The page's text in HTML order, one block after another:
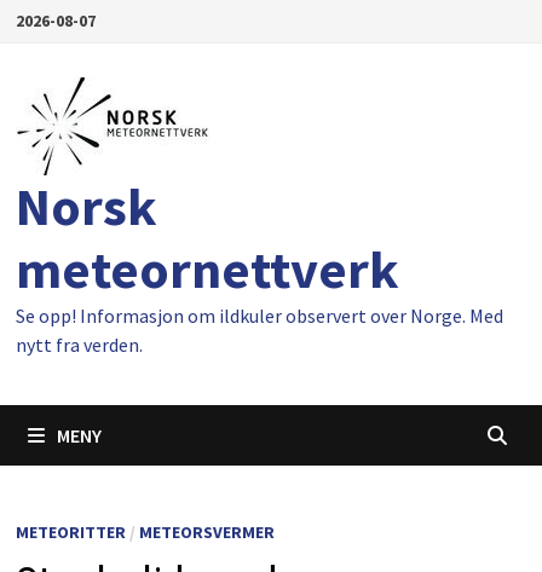
Gå2026-08-07
Norsk
meteornettverk
Se opp! Informasjon om ildkuler observert over Norge. Med
nytt fra verden.
MENY
METEORITTER/ METEORSVERMER